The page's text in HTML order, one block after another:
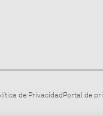
de PrivacidadPortal de